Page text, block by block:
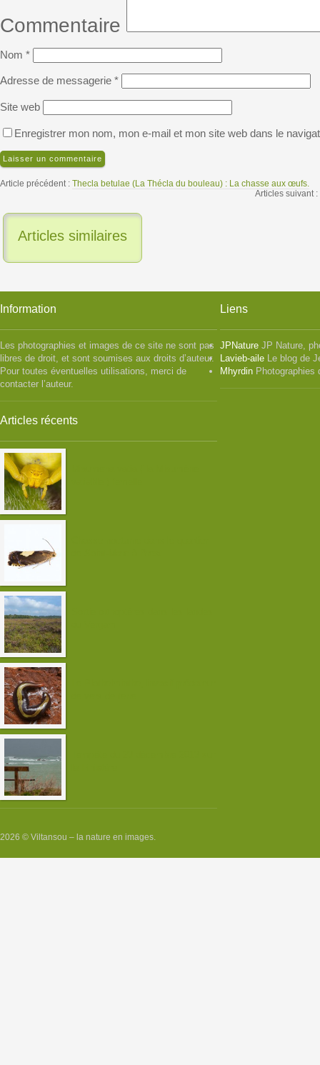
Commentaire
Nom *
Adresse de messagerie *
Site web
Enregistrer mon nom, mon e-mail et mon site web dans le
Article précédent : Thecla betulae (La Thécla du bouleau) : La chasse aux œufs.
Articles suivant :
Articles similaires
Information
Les photographies et images de ce site ne sont pas
libres de droit, et sont soumises aux droits d’auteur.
Pour toutes éventuelles utilisations, merci de
contacter l’auteur.
Articles récents
Liens
JPNatureJP Nature,
Lavieb-aileLe blog de
MhyrdinPhotographies
2026 © Viltansou – la nature en images.